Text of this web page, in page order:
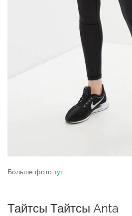
Больше фото тут
Тайтсы Тайтсы Anta